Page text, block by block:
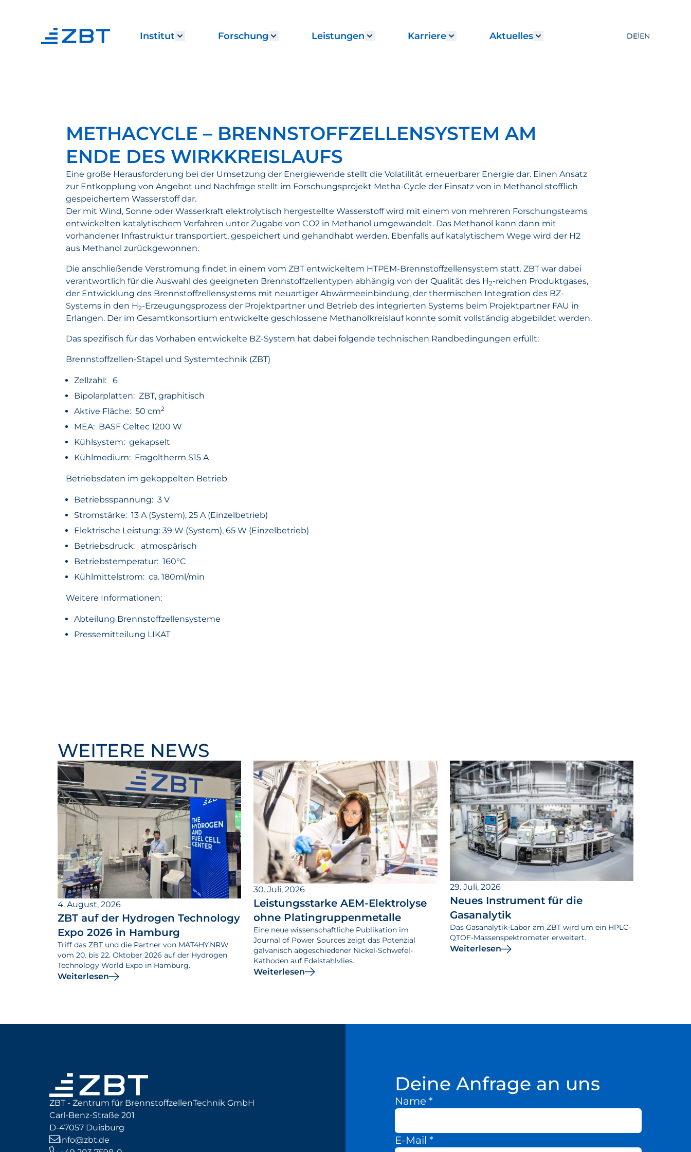
Institut Show submenu for "Institut"
Forschung Show submenu for "Forschung"
Leistungen Show submenu for "Leistungen"
Karriere Show submenu for "Karriere"
Aktuelles Show submenu for
DE|EN
METHACYCLE – BRENNSTOFFZELLENSYSTEM AM
ENDE DES WIRKKREISLAUFS
Eine große Herausforderung bei der Umsetzung der Energiewende stellt die Volatilität erneuerbarer Energie dar. Einen Ansatz
zur Entkopplung von Angebot und Nachfrage stellt im Forschungsprojekt Metha-Cycle der Einsatz von in Methanol stofflich
gespeichertem Wasserstoff dar.
Der mit Wind, Sonne oder Wasserkraft elektrolytisch hergestellte Wasserstoff wird mit einem von mehreren Forschungsteams
entwickelten katalytischem Verfahren unter Zugabe von CO2 in Methanol umgewandelt. Das Methanol kann dann mit
vorhandener Infrastruktur transportiert, gespeichert und gehandhabt werden. Ebenfalls auf katalytischem Wege wird der H2
aus Methanol zurückgewonnen.
Die anschließende Verstromung findet in einem vom ZBT entwickeltem HTPEM-Brennstoffzellensystem statt. ZBT war dabei
verantwortlich für die Auswahl des geeigneten Brennstoffzellentypen abhängig von der Qualität des H2-reichen Produktgases,
der Entwicklung des Brennstoffzellensystems mit neuartiger Abwärmeeinbindung, der thermischen Integration des BZ-
Systems in den H2-Erzeugungsprozess der Projektpartner und Betrieb des integrierten Systems beim Projektpartner FAU in
Erlangen. Der im Gesamtkonsortium entwickelte geschlossene Methanolkreislauf konnte somit vollständig abgebildet werden.
Das spezifisch für das Vorhaben entwickelte BZ-System hat dabei folgende technischen Randbedingungen erfüllt:
Brennstoffzellen-Stapel und Systemtechnik (ZBT)
Zellzahl: 6
Bipolarplatten: ZBT, graphitisch
Aktive Fläche: 50 cm2
MEA: BASF Celtec 1200 W
Kühlsystem: gekapselt
Kühlmedium: Fragoltherm S15 A
Betriebsdaten im gekoppelten Betrieb
Betriebsspannung: 3 V
Stromstärke: 13 A (System), 25 A (Einzelbetrieb)
Elektrische Leistung: 39 W (System), 65 W (Einzelbetrieb)
Betriebsdruck: atmospärisch
Betriebstemperatur: 160°C
Kühlmittelstrom: ca. 180ml/min
Weitere Informationen:
Abteilung Brennstoffzellensysteme
Pressemitteilung LIKAT
WEITERE NEWS
4. August, 2026
ZBT auf der Hydrogen Technology
Expo 2026 in Hamburg
Triff das ZBT und die Partner von MAT4HY.NRW
vom 20. bis 22. Oktober 2026 auf der Hydrogen
Technology World Expo in Hamburg.
Weiterlesen
30. Juli, 2026
Leistungsstarke AEM-Elektrolyse
ohne Platingruppenmetalle
Eine neue wissenschaftliche Publikation im
Journal of Power Sources zeigt das Potenzial
galvanisch abgeschiedener Nickel-Schwefel-
Kathoden auf Edelstahlvlies.
Weiterlesen
29. Juli, 2026
Neues Instrument für die
Gasanalytik
Das Gasanalytik-Labor am ZBT wird um ein HPLC-
QTOF-Massenspektrometer erweitert.
Weiterlesen
ZBT - Zentrum für BrennstoffzellenTechnik GmbH
Carl-Benz-Straße 201
D-47057 Duisburg
info@zbt.de
Deine Anfrage an uns
Name *
E-Mail *